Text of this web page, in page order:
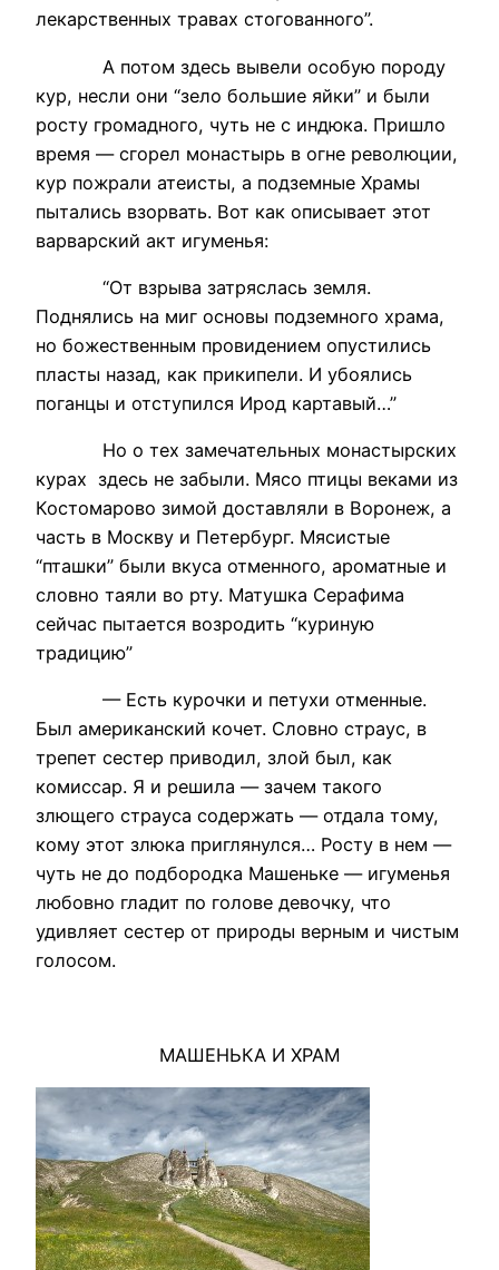
лекарственных травах стогованного”.
А потом здесь вывели особую породу
кур, несли они “зело большие яйки” и были
росту громадного, чуть не с индюка. Пришло
время — сгорел монастырь в огне революции,
кур пожрали атеисты, а подземные Храмы
пытались взорвать. Вот как описывает этот
варварский акт игуменья:
“От взрыва затряслась земля.
Поднялись на миг основы подземного храма,
но божественным провидением опустились
пласты назад, как прикипели. И убоялись
поганцы и отступился Ирод картавый…”
Но о тех замечательных монастырских
курах здесь не забыли. Мясо птицы веками из
Костомарово зимой доставляли в Воронеж, а
часть в Москву и Петербург. Мясистые
“пташки” были вкуса отменного, ароматные и
словно таяли во рту. Матушка Серафима
сейчас пытается возродить “куриную
традицию”
— Есть курочки и петухи отменные.
Был американский кочет. Словно страус, в
трепет сестер приводил, злой был, как
комиссар. Я и решила — зачем такого
злющего страуса содержать — отдала тому,
кому этот злюка приглянулся… Росту в нем —
чуть не до подбородка Машеньке — игуменья
любовно гладит по голове девочку, что
удивляет сестер от природы верным и чистым
голосом.
МАШЕНЬКА И ХРАМ